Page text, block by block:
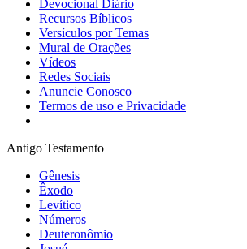
Devocional Diário
Recursos Bíblicos
Versículos por Temas
Mural de Orações
Vídeos
Redes Sociais
Anuncie Conosco
Termos de uso e Privacidade
Antigo Testamento
Gênesis
Êxodo
Levítico
Números
Deuteronômio